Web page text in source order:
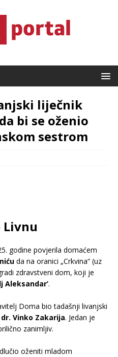
liječnik
bi se oženio
sestrom
Livnu
godine povjerila domaćem
da na oranici „Crkvina“ (uz
zdravstveni dom, koji je
Aleksandar’.
Doma bio tadašnji livanjski
dr. Vinko Zakarija. Jedan je
zanimljiv.
oženiti mladom